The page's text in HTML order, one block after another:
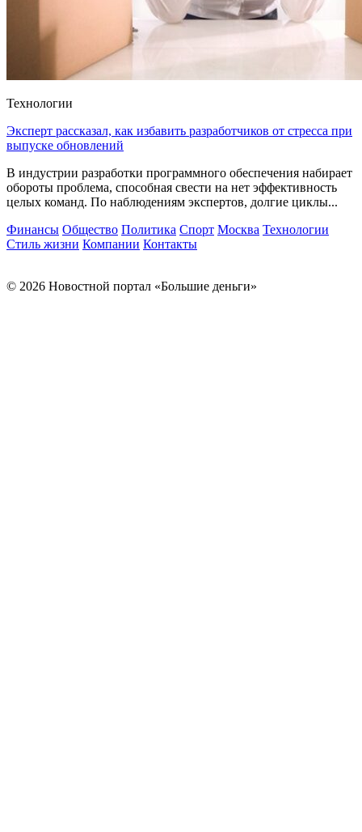
Технологии
Эксперт рассказал, как избавить разработчиков от стресса при
выпуске обновлений
В индустрии разработки программного обеспечения набирает
обороты проблема, способная свести на нет эффективность
целых команд. По наблюдениям экспертов, долгие циклы...
Финансы Общество Политика Спорт Москва Технологии
Стиль жизни Компании Контакты
© 2026 Новостной портал «Большие деньги»